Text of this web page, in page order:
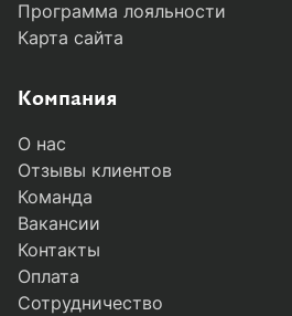
Программа лояльности
Карта сайта
Компания
О нас
Отзывы клиентов
Команда
Вакансии
Контакты
Оплата
Сотрудничество